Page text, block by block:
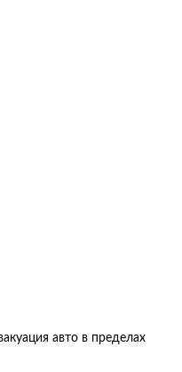
авто в пределах